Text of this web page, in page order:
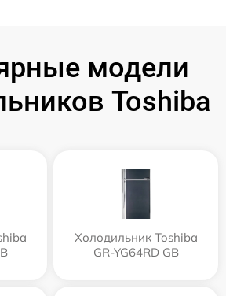
модели
Toshiba
Холодильник Toshiba
GR-YG64RD GB